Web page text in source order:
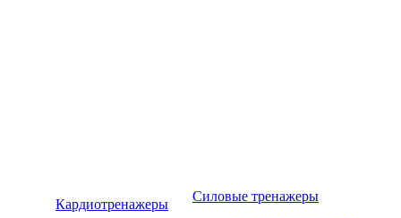
Кардиотренажеры
Силовые тренажеры